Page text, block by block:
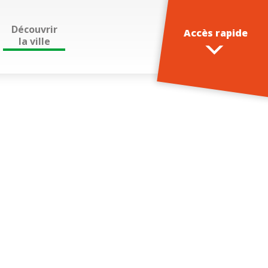
Découvrir
la ville
Accès rapide